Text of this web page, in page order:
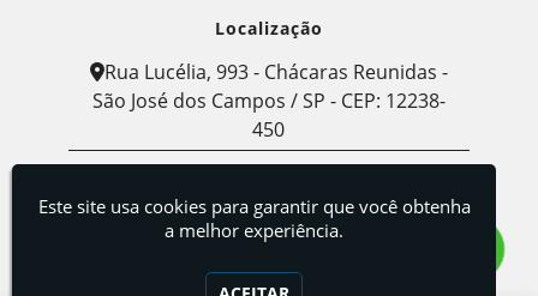
Localização
Rua Lucélia, 993 - Chácaras Reunidas -
São José dos Campos / SP - CEP: 12238-
450
Metalografia
Este site usa cookies para garantir que você obtenha
a melhor experiência.